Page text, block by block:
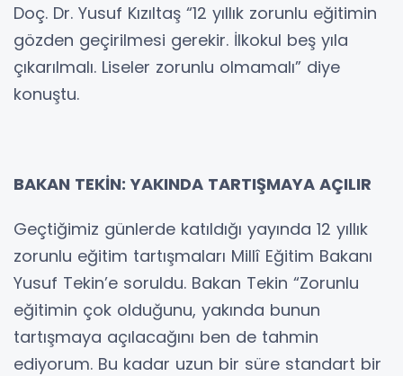
Doç. Dr. Yusuf Kızıltaş “12 yıllık zorunlu eğitimin
gözden geçirilmesi gerekir. İlkokul beş yıla
çıkarılmalı. Liseler zorunlu olmamalı” diye
konuştu.
BAKAN TEKİN: YAKINDA TARTIŞMAYA AÇILIR
Geçtiğimiz günlerde katıldığı yayında 12 yıllık
zorunlu eğitim tartışmaları Millî Eğitim Bakanı
Yusuf Tekin’e soruldu. Bakan Tekin “Zorunlu
eğitimin çok olduğunu, yakında bunun
tartışmaya açılacağını ben de tahmin
ediyorum. Bu kadar uzun bir süre standart bir